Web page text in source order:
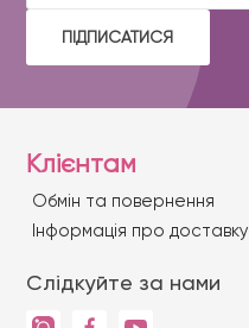
ПІДПИСАТИСЯ
Клієнтам
Обмін та повернення
Iнформація про доставку
Слідкуйте за нами